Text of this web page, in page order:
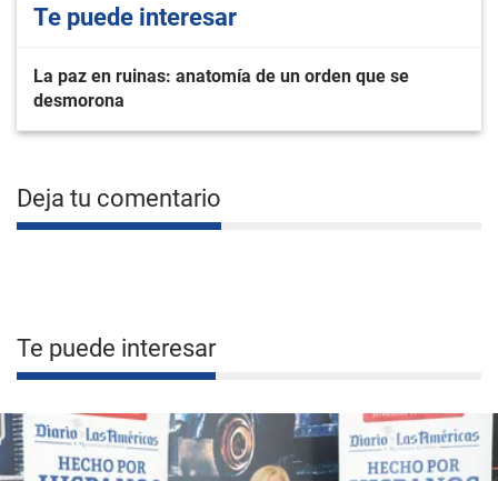
Te puede interesar
La paz en ruinas: anatomía de un orden que se
desmorona
Deja tu comentario
Te puede interesar